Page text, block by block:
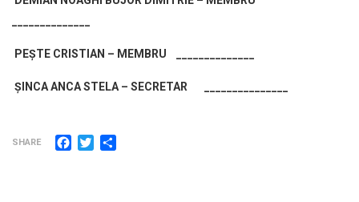
PEȘTE CRISTIAN – MEMBRU ______________
ȘINCA ANCA STELA – SECRETAR _______________
SHARE Facebook
Twitter